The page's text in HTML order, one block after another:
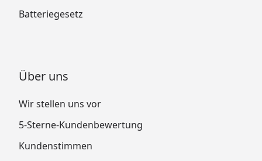
Batteriegesetz
Über uns
Wir stellen uns vor
5-Sterne-Kundenbewertung
Kundenstimmen